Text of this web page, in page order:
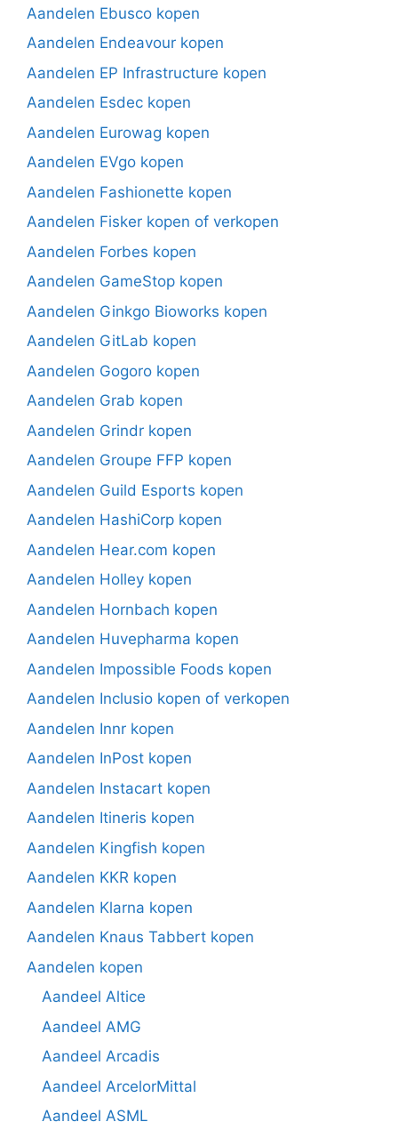
Aandelen Ebusco kopen
Aandelen Endeavour kopen
Aandelen EP Infrastructure kopen
Aandelen Esdec kopen
Aandelen Eurowag kopen
Aandelen EVgo kopen
Aandelen Fashionette kopen
Aandelen Fisker kopen of verkopen
Aandelen Forbes kopen
Aandelen GameStop kopen
Aandelen Ginkgo Bioworks kopen
Aandelen GitLab kopen
Aandelen Gogoro kopen
Aandelen Grab kopen
Aandelen Grindr kopen
Aandelen Groupe FFP kopen
Aandelen Guild Esports kopen
Aandelen HashiCorp kopen
Aandelen Hear.com kopen
Aandelen Holley kopen
Aandelen Hornbach kopen
Aandelen Huvepharma kopen
Aandelen Impossible Foods kopen
Aandelen Inclusio kopen of verkopen
Aandelen Innr kopen
Aandelen InPost kopen
Aandelen Instacart kopen
Aandelen Itineris kopen
Aandelen Kingfish kopen
Aandelen KKR kopen
Aandelen Klarna kopen
Aandelen Knaus Tabbert kopen
Aandelen kopen
Aandeel Altice
Aandeel AMG
Aandeel Arcadis
Aandeel ArcelorMittal
Aandeel ASML